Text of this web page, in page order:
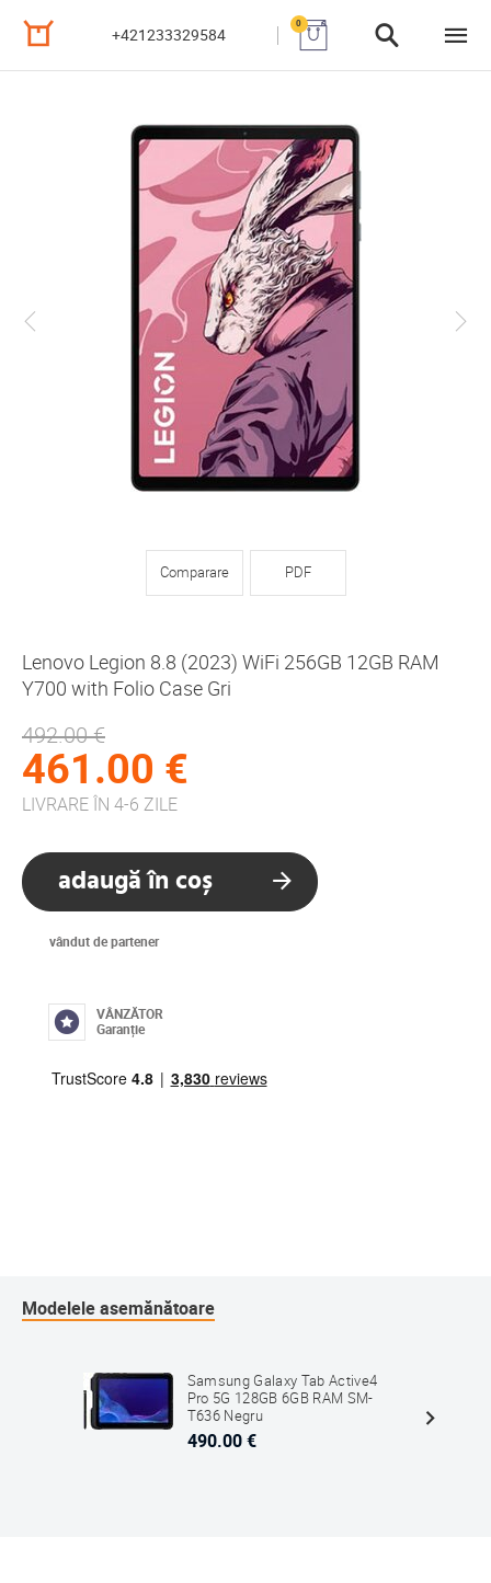
+421233329584
0
Comparare PDF
Lenovo Legion 8.8 (2023) WiFi 256GB 12GB RAM
Y700 with Folio Case Gri
492.00 €
461.00 €
LIVRARE ÎN 4-6 ZILE
adaugă în coș
vândut de partener
VÂNZĂTOR
Garanție
Modelele asemănătoare
Samsung Galaxy Tab Active4
Pro 5G 128GB 6GB RAM SM-
T636 Negru
490.00 €